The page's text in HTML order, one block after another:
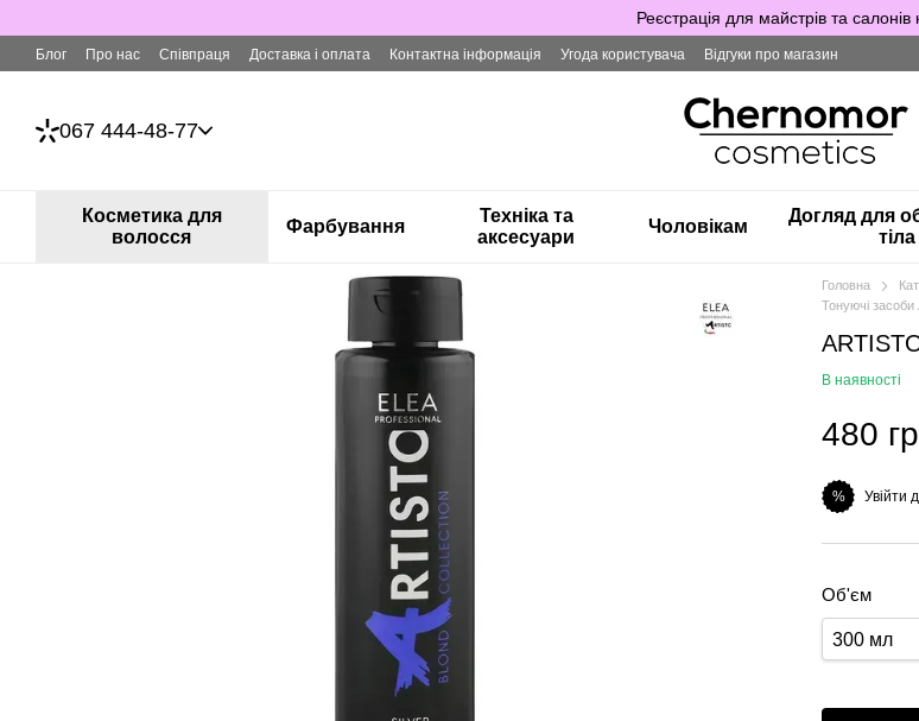
Реєстрація для майстрів та салонів
Блог Про нас Співпраця Доставка і оплата Контактна інформація Угода користувача Відгуки про магазин
067 444-48-77
Косметика для
волосся
Фарбування
Техніка та
аксесуари
Чоловікам
Догляд для
тіла
Головна
Тонуючі
В наявності
480
% Увійти
Об'єм
300 мл